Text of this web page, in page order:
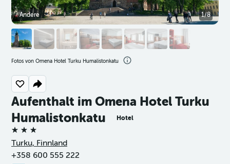
Aufenthalt im Omena Hotel Turku
Humalistonkatu
Hotel
3 Sterne
Turku, Finnland
+358 600 555 222
Andere 1/8
Fotos von Omena Hotel Turku Humalistonkatu